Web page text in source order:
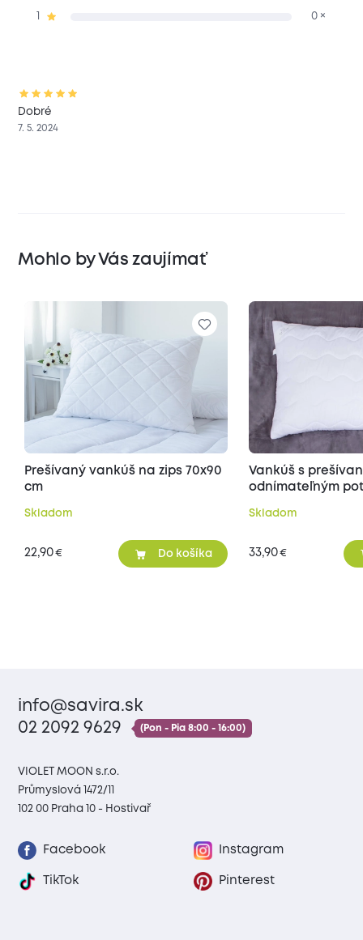
0 ×
Dobré
7. 5. 2024
Mohlo by Vás zaujímať
Prešívaný vankúš na zips 70x90
cm
Skladom
22,90€ Do košíka
Vankúš s
odnímateľným
Skladom
33,90€
info@savira.sk
02 2092 9629
(Pon - Pia 8:00 - 16:00)
VIOLET MOON s.r.o.
Průmyslová 1472/11
102 00 Praha 10 - Hostivař
Facebook Instagram
TikTok Pinterest